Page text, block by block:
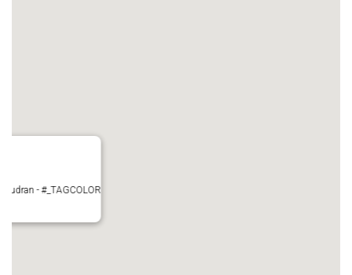
- #_TAGCOLOR